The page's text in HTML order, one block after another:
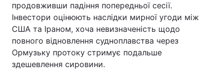
продовживши падіння попередньої сесії.
Інвестори оцінюють наслідки мирної угоди між
США та Іраном, хоча невизначеність щодо
повного відновлення судноплавства через
Ормузьку протоку стримує подальше
здешевлення сировини.